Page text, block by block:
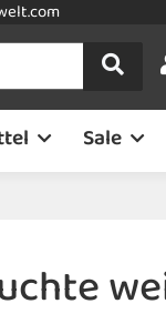
Sale